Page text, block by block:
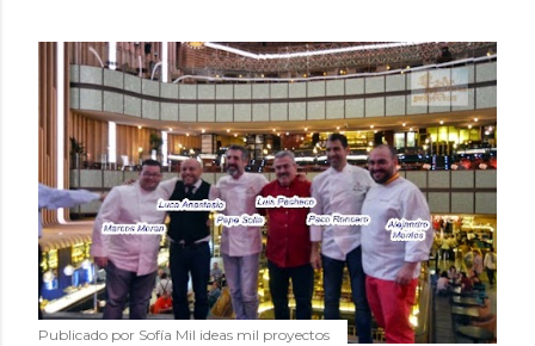
Publicado por Sofía Mil ideas mil proyectos